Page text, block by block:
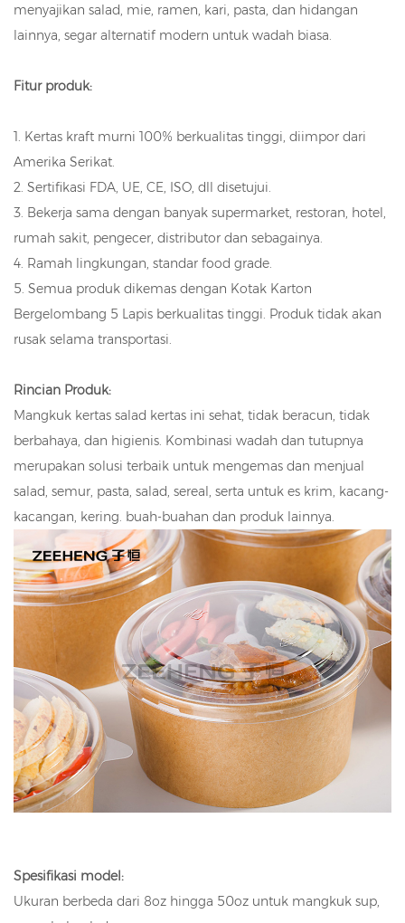
menyajikan salad, mie, ramen, kari, pasta, dan hidangan
lainnya, segar alternatif modern untuk wadah biasa.
Fitur produk:
1. Kertas kraft murni 100% berkualitas tinggi, diimpor dari
Amerika Serikat.
2. Sertifikasi FDA, UE, CE, ISO, dll disetujui.
3. Bekerja sama dengan banyak supermarket, restoran, hotel,
rumah sakit, pengecer, distributor dan sebagainya.
4. Ramah lingkungan, standar food grade.
5. Semua produk dikemas dengan Kotak Karton
Bergelombang 5 Lapis berkualitas tinggi. Produk tidak akan
rusak selama transportasi.
Rincian Produk:
Mangkuk kertas salad kertas ini sehat, tidak beracun, tidak
berbahaya, dan higienis. Kombinasi wadah dan tutupnya
merupakan solusi terbaik untuk mengemas dan menjual
salad, semur, pasta, salad, sereal, serta untuk es krim, kacang-
kacangan, kering. buah-buahan dan produk lainnya.
Spesifikasi model:
Ukuran berbeda dari 8oz hingga 50oz untuk mangkuk sup,